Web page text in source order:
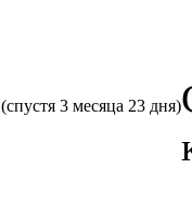
(спустя 3 месяца 23 дня)